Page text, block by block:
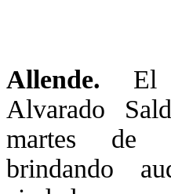
Allende.
El
Alvarado
martes de
brindando